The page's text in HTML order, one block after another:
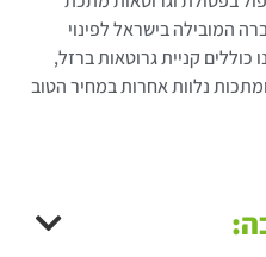
המובילה בישראל לפינוי
כוללים קניית גרוטאות ברזל,
נלוות אחרות במחיר הטוב